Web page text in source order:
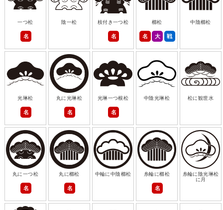
一つ松
名
陰一松 枝付き一つ松
名
櫛松
名 大 戦
中陰櫛松
光琳松
名
丸に光琳松
名
光琳一つ根松
名
中陰光琳松 松に観世水
丸に一つ松
名
丸に櫛松
名
中輪に中陰櫛松 糸輪に櫛松
名
糸輪に陰光琳松
に月